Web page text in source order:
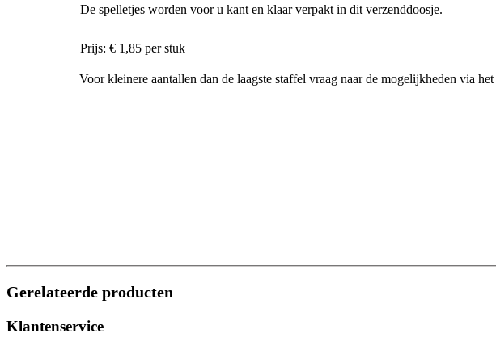
De spelletjes worden voor u kant en klaar verpakt in dit verzenddoosje.
Prijs: € 1,85 per stuk
Voor kleinere aantallen dan de laagste staffel vraag naar de mogelijkheden via het
Gerelateerde producten
Klantenservice